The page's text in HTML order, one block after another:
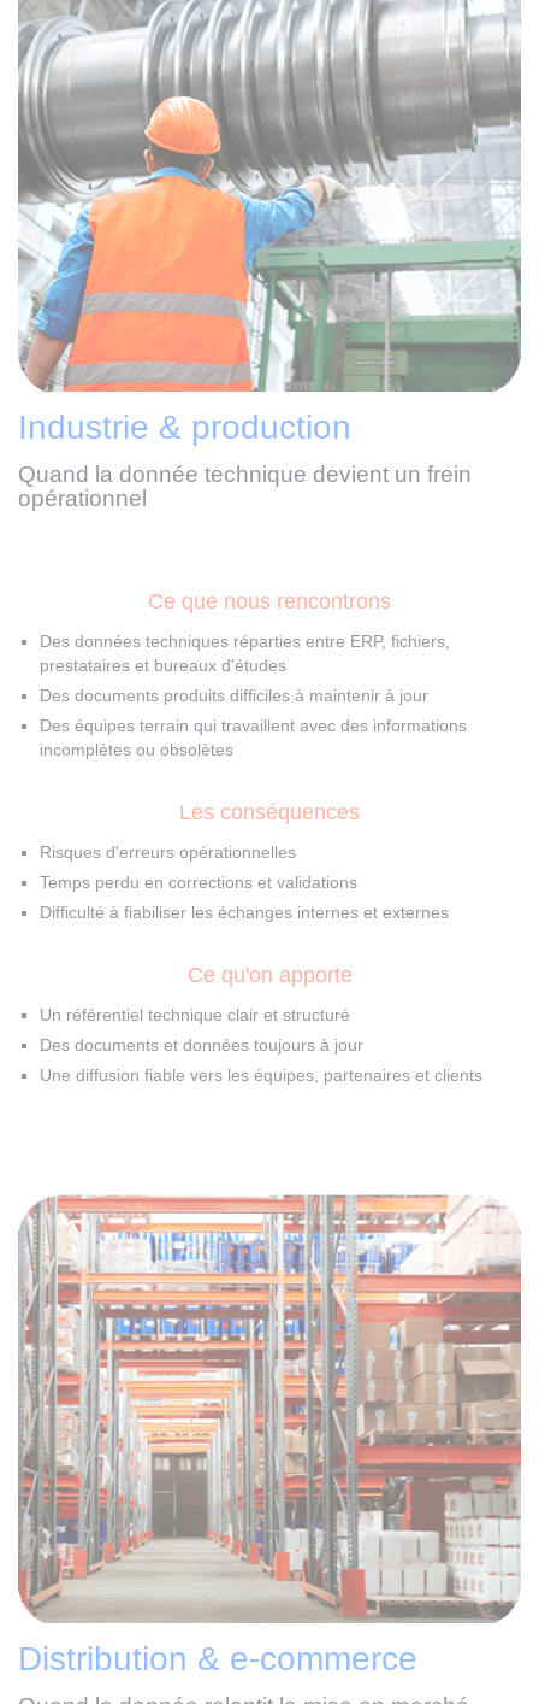
Industrie & production
Quand la donnée technique devient un frein
opérationnel
Ce que nous rencontrons
Des données techniques réparties entre ERP, fichiers,
prestataires et bureaux d'études
Des documents produits difficiles à maintenir à jour
Des équipes terrain qui travaillent avec des informations
incomplètes ou obsolètes
Les conséquences
Risques d'erreurs opérationnelles
Temps perdu en corrections et validations
Difficulté à fiabiliser les échanges internes et externes
Ce qu'on apporte
Un référentiel technique clair et structuré
Des documents et données toujours à jour
Une diffusion fiable vers les équipes, partenaires et clients
Distribution & e-commerce